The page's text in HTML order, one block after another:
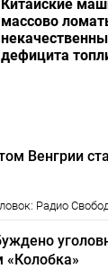
Китайские
массово
дефицита